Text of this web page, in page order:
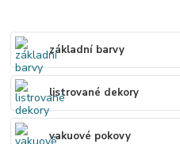
základní barvy
listrované dekory
vakuové pokovy